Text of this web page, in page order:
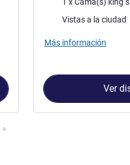
Views :Vistas a la ciudad
Más información
Ver